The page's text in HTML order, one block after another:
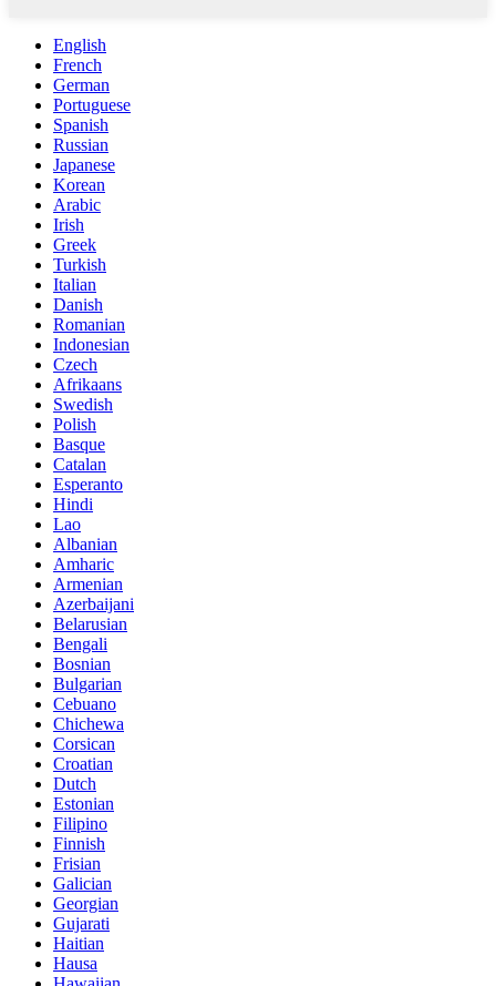
English
French
German
Portuguese
Spanish
Russian
Japanese
Korean
Arabic
Irish
Greek
Turkish
Italian
Danish
Romanian
Indonesian
Czech
Afrikaans
Swedish
Polish
Basque
Catalan
Esperanto
Hindi
Lao
Albanian
Amharic
Armenian
Azerbaijani
Belarusian
Bengali
Bosnian
Bulgarian
Cebuano
Chichewa
Corsican
Croatian
Dutch
Estonian
Filipino
Finnish
Frisian
Galician
Georgian
Gujarati
Haitian
Hausa